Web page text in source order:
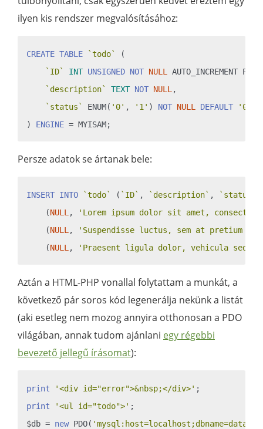
ilyen kis rendszer megvalósításához:
CREATE TABLE `todo`
(
`ID`
INT UNSIGNED NOT NULL
AUTO_INCREMENT
`description`
TEXT NOT NULL ,
`status`
ENUM( '0' , '1' ) NOT NULL DEFAULT
'0'
) ENGINE
Persze adatok se ártanak bele:
INSERT INTO `todo` ( `ID` , `description` , `status`
    (
NULL ,
'Lorem ipsum dolor sit amet,
    (
NULL ,
'Suspendisse luctus, sem at pretium
    (
NULL , 'Praesent ligula dolor, vehicula
Aztán a HTML-PHP vonallal folytattam a munkát, a
következő pár soros kód legenerálja nekünk a listát
(aki esetleg nem mozog annyira otthonosan a PDO
világában, annak tudom ajánlani egy régebbi
bevezető jellegű írásomat):
print '<div id="error">&nbsp;</div>'
print
'<ul id="todo">' ;
$db = new PDO(